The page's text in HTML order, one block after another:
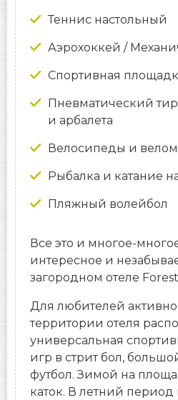
Теннис настольный
Аэрохоккей /
Спортивная
Пневматический
и арбалета
Велосипеды и
Рыбалка и катание
Пляжный волейбол
Все это и многое-
интересное и
загородном отеле
Для любителей
территории отеля
универсальная
игр в стрит бол,
футбол. Зимой на
каток. В летний